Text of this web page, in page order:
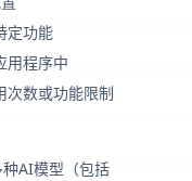
定功能
用程序中
次数或功能限制
AI模型（包括